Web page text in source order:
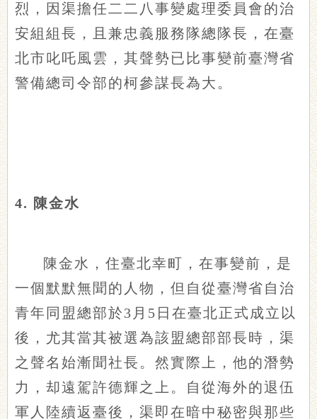
烈，因渠擔任二二八事變處理委員會的治
安組組長，且兼忠義服務隊總隊長，在臺
北市叱吒風雲，其聲勢已比事變前臺灣省
警備總司令部的柯參謀長為大。
4. 陳金水
陳金水，住臺北幸町，在事變前，是
一個默默無聞的人物，但自從臺灣省自治
青年同盟總部於3月5日在臺北正式成立以
後，尤其當其被選為該盟總部部長時，渠
之聲名始漸聞社長。然實際上，他的潛勢
力，却遠駕許德輝之上。自從海外的退伍
軍人陸續返臺後，渠即在暗中秘密與那些